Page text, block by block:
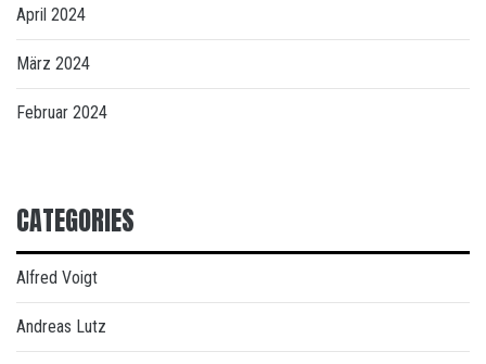
April 2024
März 2024
Februar 2024
CATEGORIES
Alfred Voigt
Andreas Lutz